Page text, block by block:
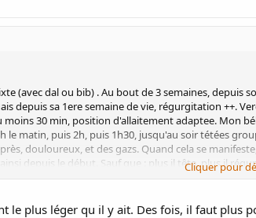
(avec dal ou bib) . Au bout de 3 semaines, depuis
depuis sa 1ere semaine de vie, régurgitation ++.
moins 30 min, position d'allaitement adaptee. Mon
le matin, puis 2h, puis 1h30, jusqu'au soir tétées
douloureux, et des gazs. Quand cela se
depuis le début. Sauf que : plus il tête, plus il
de cette situation et j'aimerais le soulager.
des tétées durant 1h?
cette situation ? Auriez vous des conseils à
Cliquer pour
le plus léger qu il y ait. Des fois, il faut plus